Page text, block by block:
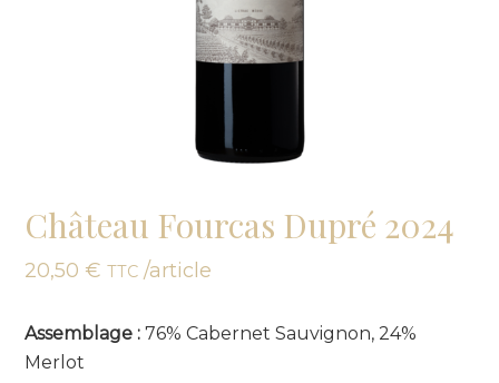
Château Fourcas Dupré 2024
20,50 € TTC /article
Assemblage :76% Cabernet Sauvignon, 24%
Merlot